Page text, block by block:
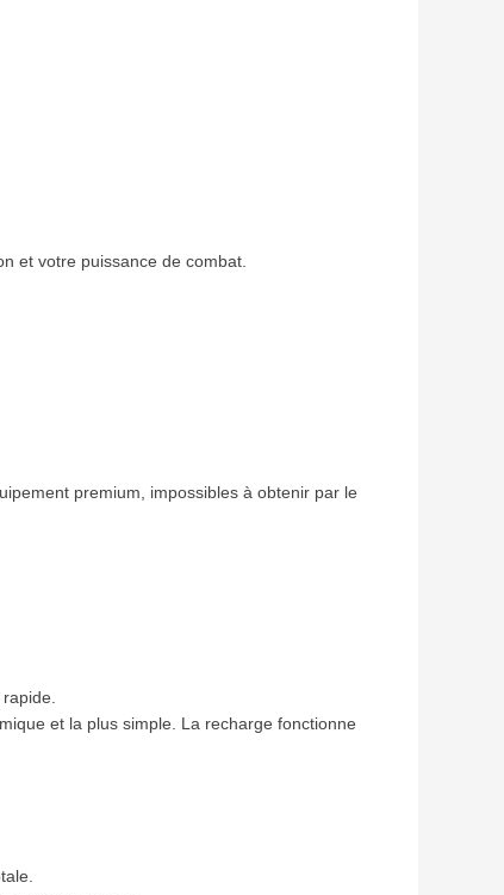
et votre puissance de combat.
premium, impossibles à obtenir par le
et la plus simple. La recharge fonctionne